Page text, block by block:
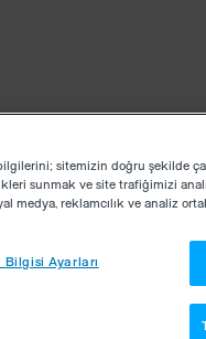
bilgilerini; sitemizin doğru şekilde
sunmak ve site trafiğimizi
medya, reklamcılık ve analiz
Bilgisi Ayarları